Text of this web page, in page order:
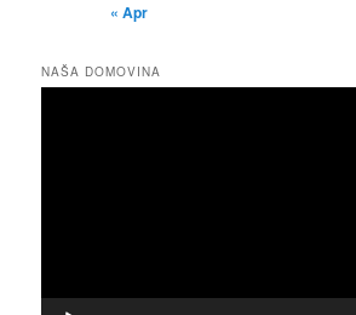
« Apr
NAŠA DOMOVINA